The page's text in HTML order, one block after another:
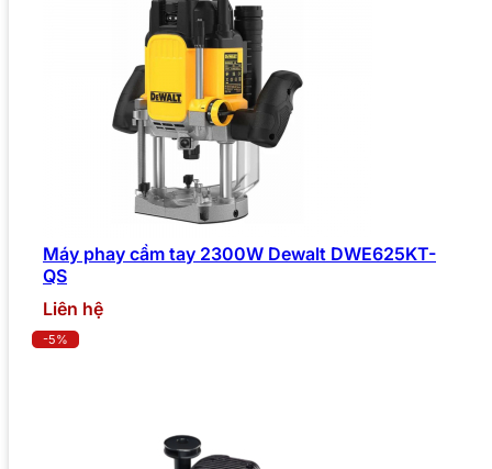
Máy phay cầm tay 2300W Dewalt DWE625KT-
QS
Liên hệ
-5%